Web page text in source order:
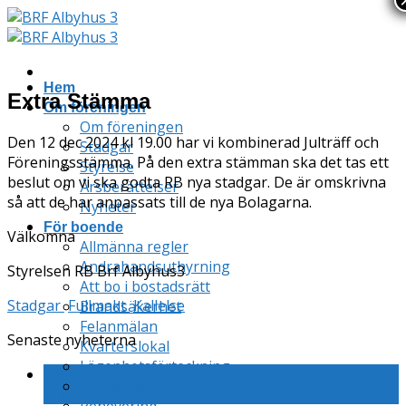
Skip
to
Hem
Om föreningen
Om föreningen
Stadgar
Styrelse
Årsberättelser
Nyheter
För boende
Allmänna regler
Andrahandsuthyrning
Att bo i bostadsrätt
Brandsäkerhet
Felanmälan
Kvarterslokal
Lägenhetsförteckning
Extra Stämma
Den 12 dec 2024 kl 19.00 har vi kombinerad Julträff och
Föreningsstämma. På den extra stämman ska det tas ett
beslut om vi ska godta RB nya stadgar. De är omskrivna
så att de har anpassats till de nya Bolagarna.
Välkomna
Styrelsen RB Brf Albyhus3
StadgarFullmaktKallelse
Senaste nyheterna
aug